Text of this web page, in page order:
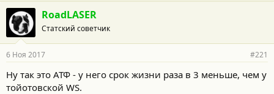
RoadLASER
Статский советчик
6 Ноя 2017 #221
Ну так это АТФ - у него срок жизни раза в 3 меньше, чем у
тойотовской WS.